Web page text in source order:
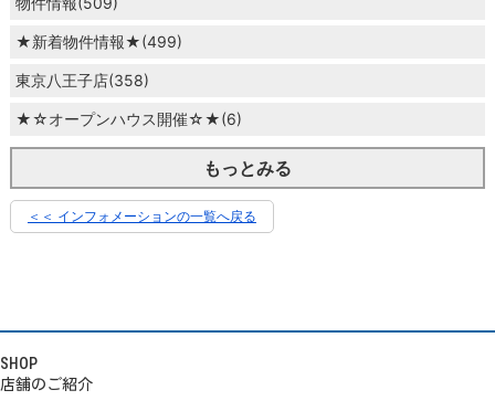
★新着物件情報★(499)
東京八王子店(358)
★☆オープンハウス開催☆★(6)
もっとみる
＜＜ インフォメーションの一覧へ戻る
SHOP
店舗のご紹介